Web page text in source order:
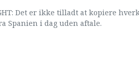
Det er ikke tilladt at kopiere
Spanien i dag uden aftale.